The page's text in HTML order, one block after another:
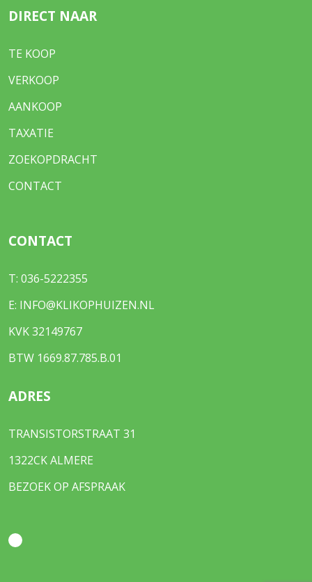
DIRECT NAAR
TE KOOP
VERKOOP
AANKOOP
TAXATIE
ZOEKOPDRACHT
CONTACT
CONTACT
T: 036-5222355
E: INFO@KLIKOPHUIZEN.NL
KVK 32149767
BTW 1669.87.785.B.01
ADRES
TRANSISTORSTRAAT 31
1322CK ALMERE
BEZOEK OP AFSPRAAK